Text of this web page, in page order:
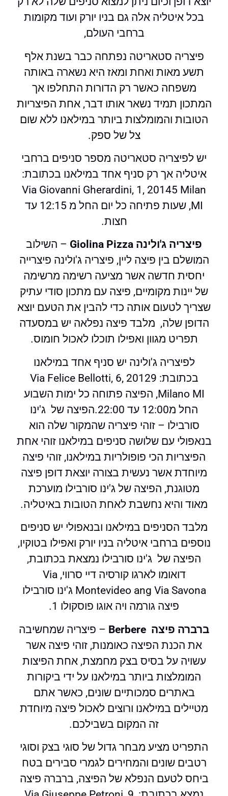
בכל איטליה אלה גם בניו יורק ועוד מקומות
ברחבי העולם,
פיצריה סטאריטה נפתחה כבר בשנת אלף
תשע מאות ואחת ומאז היא נשארה באותה
משפחה כאשר רק הדורות התחלפו אך
המתכון תמיד נשאר אותו דבר, אחת הפיצריות
הטובות והמומלצות ביותר במילאנו ללא שום
צל של ספק.
יש לפיצריה סטאריטה מספר סניפים ברחבי
איטליה אך רק סניף אחד במילאנו בכתובת:
Via Giovanni Gherardini, 1, 20145 Milan
MI, שעות פתיחה כל יום החל מ 12:15 עד
חצות.
פיצריה ג'ולינה Giolina Pizza
– השילוב
המושלם בין פיצה ליין, פיצריה ג'ולינה פיצרייה
יחסית חדשה אשר מציעה רשימה מרשימה
של יינות מקומיים, פיצה עם מתכון סודי עתיק
שצריך לטעום אותה כדי להבין את הטעם יוצא
הדופן שלה, מלבד פיצה נפלאה יש במסעדה
תפריט מגוון ואפילו תוכלו לאכול חומוס.
לפיצריה ג'ולינה יש סניף אחד במילאנו
בכתובת: Via Felice Bellotti, 6, 20129
Milano MI, הפיצה פתוחה כל ימות השבוע
החל מ12:00 עד 22:00.הפיצה של ג'ינו
סורבילו – זוהי פיצריה שהמקור שלה הוא
בנאפולי עם שלושה סניפים במילאנו זוהי אחת
הפיצריות הכי פופולריות במילאנו, זוהי פיצה
מיוחדת אשר נעשית בצורה יוצאת דופן פיצה
מטוגנת, הפיצה של ג'ינו סורבילו מוערכת
מאוד והיא נחשבת לאחת הטובות באיטליה.
מלבד הסניפים במילאנו ובנאפולי יש סניפים
נוספים ברחבי איטליה בניו יורק ואפילו בטוקיו,
הפיצה של ג'ינו סורבילו נמצאת בכתובת,
דואומו לארגו קורסיה דיי סרווי, Via
Montevideo ang Via Savona ג'ינו סורבילו
פיצה גורמה ויה אוגו פוסקולו 1.
ברברה פיצה Berbere
– פיצריה שמחשיבה
את הכנת הפיצה כאומנות, זוהי פיצה אשר
עשויה על בסיס בצק מחמצת, אחת הפיצות
המומלצות ביותר במילאנו על ידי ביקורות
באתרים סמכותיים שונים, כאשר אתם
מטיילים במילאנו ורוצים לאכול פיצה מיוחדת
זה המקום בשבילכם.
התפריט מציע מבחר גדול של סוגי בצק וסוגי
רטבים שונים והמחירים לגמרי סבירים בטח
ביחס לטעם הנפלא של הפיצה, ברברה פיצה